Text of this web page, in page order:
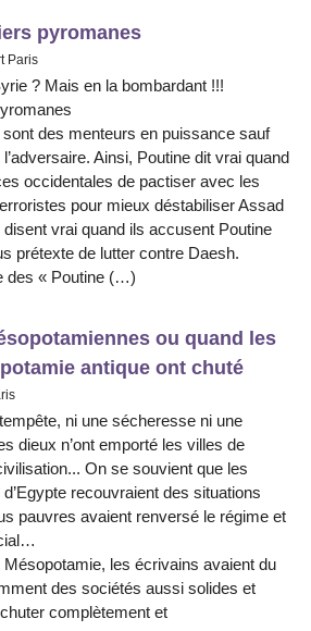
pyromanes
Paris
? Mais en la bombardant !!!
des menteurs en puissance sauf
Ainsi, Poutine dit vrai quand
occidentales de pactiser avec les
pour mieux déstabiliser Assad
vrai quand ils accusent Poutine
prétexte de lutter contre Daesh.
des « Poutine (…)
ou quand les
antique ont chuté
ni une sécheresse ni une
dieux n’ont emporté les villes de
On se souvient que les
recouvraient des situations
pauvres avaient renversé le régime et
les écrivains avaient du
des sociétés aussi solides et
complètement et